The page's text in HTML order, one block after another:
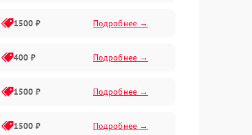
1500 ₽ Подробнее →
400 ₽ Подробнее →
1500 ₽ Подробнее →
1500 ₽ Подробнее →